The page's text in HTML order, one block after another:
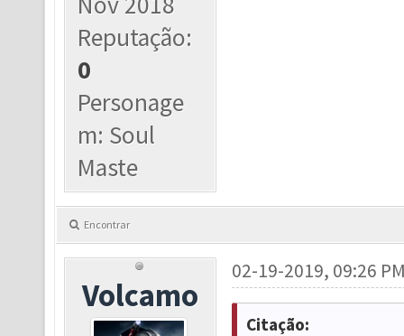
Reputação:
0
Personage
m: Soul
Maste
Encontrar
Volcamo
02-19-2019, 09:26
Citação: